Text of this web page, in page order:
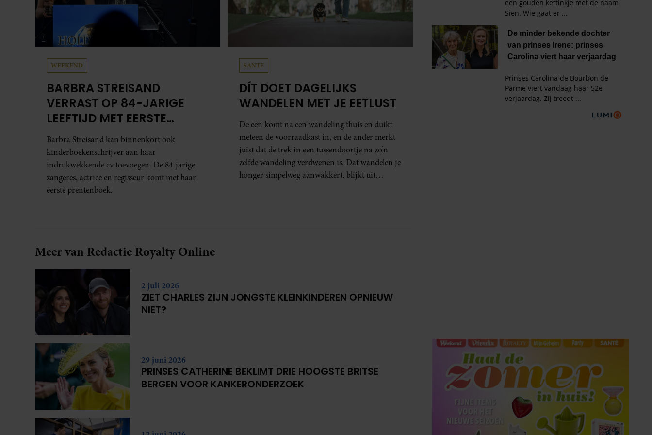
WEEKEND
BARBRA STREISAND
VERRAST OP 84-JARIGE
LEEFTIJD MET EERSTE
KINDERBOEK
Barbra Streisand kan binnenkort ook
kinderboekenschrijver aan haar
indrukwekkende cv toevoegen. De 84-jarige
zangeres, actrice en regisseur komt met haar
eerste prentenboek.
SANTE
DÍT DOET DAGELIJKS
WANDELEN MET JE EETLUST
De een komt na een wandeling thuis en duikt
meteen de voorraadkast in, en de ander merkt
juist dat de trek in een tussendoortje na zo’n
zelfde wandeling verdwenen is. Dat wandelen je
honger simpelweg aanwakkert, blijkt uit
Meer van Redactie Royalty Online
2 juli 2026
ZIET CHARLES ZIJN JONGSTE KLEINKINDEREN OPNIEUW
NIET?
29 juni 2026
PRINSES CATHERINE BEKLIMT DRIE HOOGSTE BRITSE
BERGEN VOOR KANKERONDERZOEK
HET LAATSTE
SHOWBIZZ NIEUWS IN
UW INBOX?
Met de Showbuzz-nieuwsbrief krijgt u twee keer per
week alle buzz over de showbizz en de royals in uw